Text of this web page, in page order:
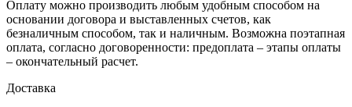
Оплату можно производить любым удобным способом на
основании договора и выставленных счетов, как
безналичным способом, так и наличным. Возможна поэтапная
оплата, согласно договоренности: предоплата – этапы оплаты
– окончательный расчет.
Доставка